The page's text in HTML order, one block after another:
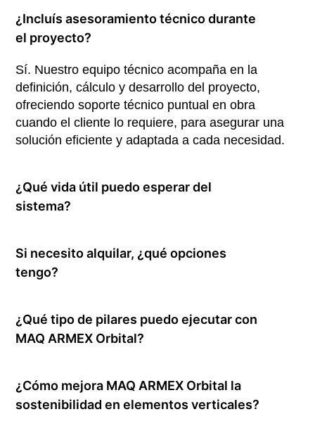
¿Incluís asesoramiento técnico durante
el proyecto?
Sí. Nuestro equipo técnico acompaña en la
definición, cálculo y desarrollo del proyecto,
ofreciendo soporte técnico puntual en obra
cuando el cliente lo requiere, para asegurar una
solución eficiente y adaptada a cada necesidad.
¿Qué vida útil puedo esperar del
sistema?
Si necesito alquilar, ¿qué opciones
tengo?
¿Qué tipo de pilares puedo ejecutar con
MAQ ARMEX Orbital?
¿Cómo mejora MAQ ARMEX Orbital la
sostenibilidad en elementos verticales?